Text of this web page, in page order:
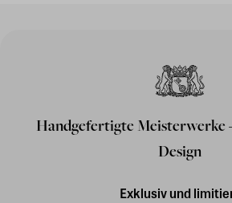
Handgefertigte Meisterwerke
Design
Exklusiv und